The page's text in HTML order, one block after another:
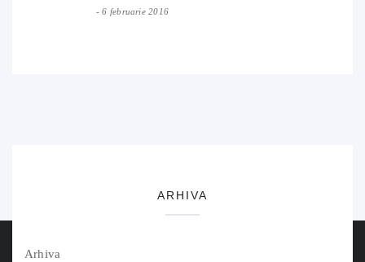
6 februarie 2016
ARHIVA
Arhiva